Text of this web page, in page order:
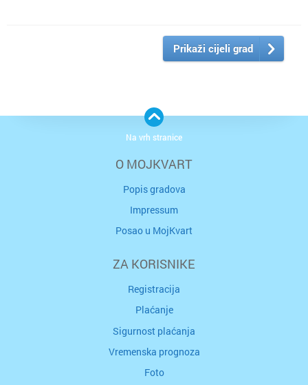
Prikaži cijeli grad
O MOJKVART
Popis gradova
Impressum
Posao u MojKvart
ZA KORISNIKE
Registracija
Plaćanje
Sigurnost plaćanja
Vremenska prognoza
Foto
Na vrh stranice